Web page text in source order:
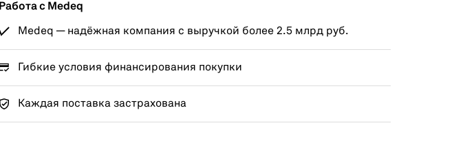
Работа с Medeq
Medeq — надёжная компания с выручкой более 2.5 млрд руб.
Гибкие условия финансирования покупки
Каждая поставка застрахована